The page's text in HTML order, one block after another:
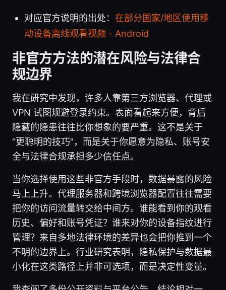
对应官方说明的出处： 在部分国家/地区使用移
动设备离线观看视频 - Android
非官方方法的潜在风险与法律合
规边界
我在研究中发现，许多人靠第三方浏览器、代理或
VPN 试图规避登录约束。表面看起来方便，背后
隐藏的隐患往往比你想象的要严重。这不是关于
“更聪明的技巧”，而是关于你愿意为隐私、账号安
全与法律合规承担多少信任点。
当你选择使用这些非官方手段时，数据暴露的风险
马上上升。代理服务器和跨境浏览器配置往往需要
把你的访问流量转交给中间方。谁能看到你的观看
历史、偏好和账号凭证？谁来对你的设备指纹进行
管理？来自多地法律环境的差异也会把你推到一个
不明的边界上。行业研究表明，隐私保护与数据最
小化在这类路径上并非可选项，而是决定性变量。